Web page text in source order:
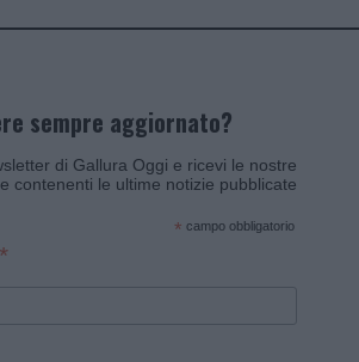
sempre aggiornato?
di Gallura Oggi e ricevi le nostre
contenenti le ultime notizie pubblicate
* campo obbligatorio
*